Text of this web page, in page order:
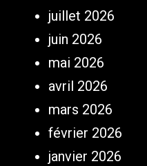
juillet 2026
juin 2026
mai 2026
avril 2026
mars 2026
février 2026
janvier 2026